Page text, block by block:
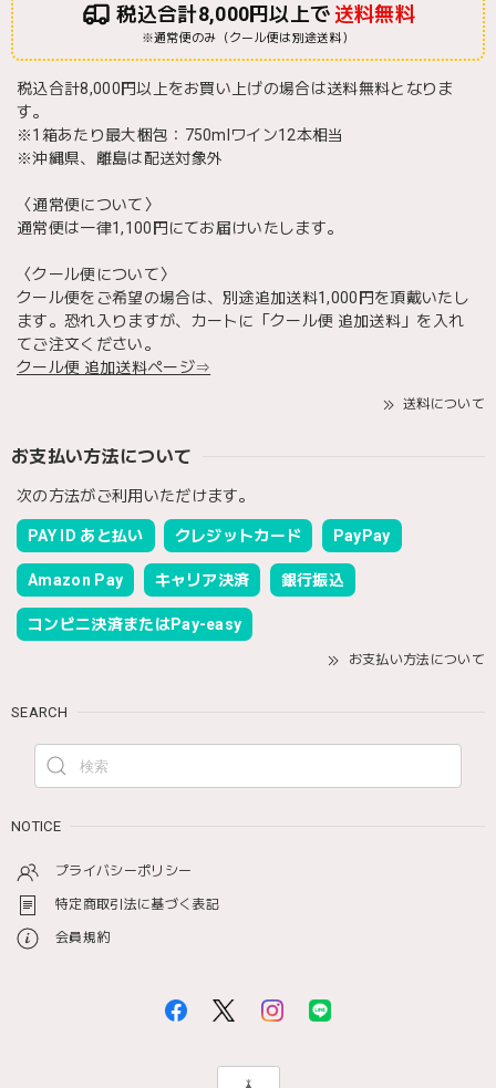
税込合計8,000円以上で送料無料
※通常便のみ（クール便は別途送料）
税込合計8,000円以上をお買い上げの場合は送料無料となりま
す。
※1箱あたり最大梱包：750mlワイン12本相当
※沖縄県、離島は配送対象外
〈通常便について〉
通常便は一律1,100円にてお届けいたします。
〈クール便について〉
クール便をご希望の場合は、別途追加送料1,000円を頂戴いたし
ます。恐れ入りますが、カートに「クール便 追加送料」を入れ
てご注文ください。
クール便 追加送料ページ⇒
送料について
お支払い方法について
次の方法がご利用いただけます。
PAY ID あと払い クレジットカード PayPay
Amazon Pay キャリア決済 銀行振込
コンビニ決済またはPay-easy
お支払い方法について
SEARCH
NOTICE
プライバシーポリシー
特定商取引法に基づく表記
会員規約